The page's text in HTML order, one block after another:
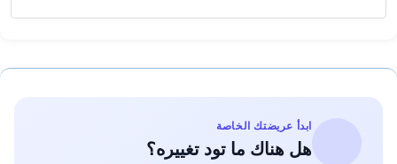
ابدأ عريضتك الخاصة
هل هناك ما تود تغييره؟